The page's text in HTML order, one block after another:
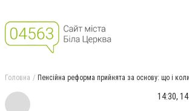
Головна Пенсійна реформа прийнята за основу: що і
14:30,